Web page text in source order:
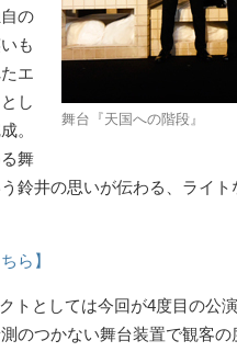
舞台『天国への階段』
の
も
エ
し
。
舞
鈴井の思いが伝わる、ライ
ら】
トとしては今回が4度目の公
のつかない舞台装置で観客